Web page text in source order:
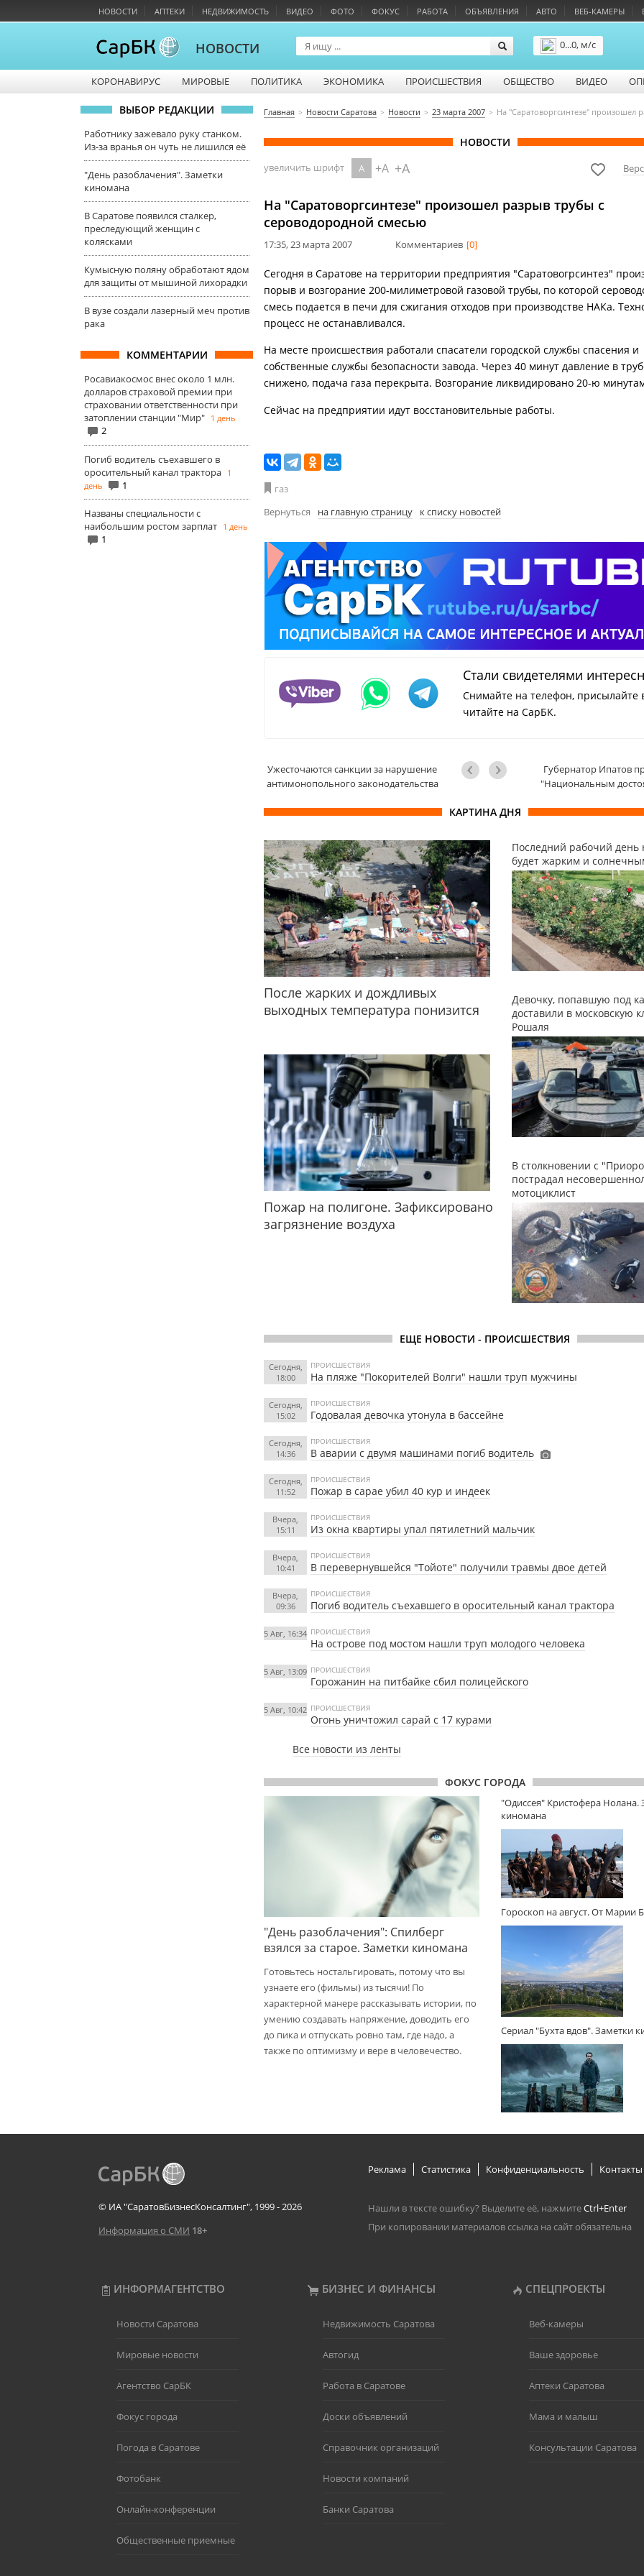
НОВОСТИ АПТЕКИ НЕДВИЖИМОСТЬ ВИДЕО ФОТО ФОКУС РАБОТА ОБЪЯВЛЕНИЯ АВТО ВЕБ-КАМЕРЫ
НОВОСТИ
0...0, м/с
КОРОНАВИРУС МИРОВЫЕ ПОЛИТИКА ЭКОНОМИКА ПРОИСШЕСТВИЯ ОБЩЕСТВО ВИДЕО
ВЫБОР РЕДАКЦИИ
Работнику зажевало руку станком.
Из-за вранья он чуть не лишился её
"День разоблачения". Заметки
киномана
В Саратове появился сталкер,
преследующий женщин с
колясками
Кумысную поляну обработают ядом
для защиты от мышиной лихорадки
В вузе создали лазерный меч против
рака
КОММЕНТАРИИ
Росавиакосмос внес около 1 млн.
долларов страховой премии при
страховании ответственности при
затоплении станции "Мир" 1 день
2
Погиб водитель съехавшего в
оросительный канал трактора 1
день
1
Названы специальности с
наибольшим ростом зарплат 1 день
1
Главная Новости Саратова Новости 23 марта 2007 На "Саратоворгсинтезе" произошел
НОВОСТИ
увеличить шрифт A +A +A
На "Саратоворгсинтезе" произошел разрыв трубы с
сероводородной смесью
17:35, 23 марта 2007 Комментариев [0]
Сегодня в Саратове на территории предприятия "Саратовогрсинтез"
порыв и возгорание 200-милиметровой газовой трубы, по которой
смесь подается в печи для сжигания отходов при производстве НАКа.
процесс не останавливался.
На месте происшествия работали спасатели городской службы спасения и
собственные службы безопасности завода. Через 40 минут давление в
снижено, подача газа перекрыта. Возгорание ликвидировано 20-ю
Сейчас на предприятии идут восстановительные работы.
газ
Вернуться
на главную страницу к списку новостей
Стали свидетелями
Снимайте на телефон, присылайте
читайте на СарБК.
Ужесточаются санкции за нарушение
антимонопольного законодательства
Губернатор Ипатов
"Национальным
КАРТИНА ДНЯ
После жарких и дождливых
выходных температура понизится
Пожар на полигоне. Зафиксировано
загрязнение воздуха
Последний рабочий день
будет жарким и
Девочку, попавшую под
доставили в московскую
Рошаля
В столкновении с
пострадал
мотоциклист
ЕЩЕ НОВОСТИ - ПРОИСШЕСТВИЯ
Сегодня,
18:00
ПРОИСШЕСТВИЯ
На пляже "Покорителей Волги" нашли труп мужчины
Сегодня,
15:02
ПРОИСШЕСТВИЯ
Годовалая девочка утонула в бассейне
Сегодня,
14:36
ПРОИСШЕСТВИЯ
В аварии с двумя машинами погиб водитель
Сегодня,
11:52
ПРОИСШЕСТВИЯ
Пожар в сарае убил 40 кур и индеек
Вчера,
15:11
ПРОИСШЕСТВИЯ
Из окна квартиры упал пятилетний мальчик
Вчера,
10:41
ПРОИСШЕСТВИЯ
В перевернувшейся "Тойоте" получили травмы двое детей
Вчера,
09:36
ПРОИСШЕСТВИЯ
Погиб водитель съехавшего в оросительный канал трактора
5 Авг, 16:34 ПРОИСШЕСТВИЯ
На острове под мостом нашли труп молодого человека
5 Авг, 13:09 ПРОИСШЕСТВИЯ
Горожанин на питбайке сбил полицейского
5 Авг, 10:42 ПРОИСШЕСТВИЯ
Огонь уничтожил сарай с 17 курами
Все новости из ленты
ФОКУС ГОРОДА
"День разоблачения": Спилберг
взялся за старое. Заметки киномана
Готовьтесь ностальгировать, потому что вы
узнаете его (фильмы) из тысячи! По
характерной манере рассказывать истории, по
умению создавать напряжение, доводить его
до пика и отпускать ровно там, где надо, а
также по оптимизму и вере в человечество.
"Одиссея" Кристофера Нолана.
киномана
Гороскоп на август. От Марии
Сериал "Бухта вдов". Заметки
© ИА "СаратовБизнесКонсалтинг", 1999 - 2026
Информация о СМИ 18+
Реклама Статистика Конфиденциальность Контакты
Нашли в тексте ошибку? Выделите её, нажмитеCtrl+Enter
При копировании материалов ссылка на сайт обязательна
ИНФОРМАГЕНТСТВО БИЗНЕС И ФИНАНСЫ СПЕЦПРОЕКТЫ
Новости Саратова
Мировые новости
Агентство СарБК
Фокус города
Погода в Саратове
Фотобанк
Онлайн-конференции
Общественные приемные
Недвижимость Саратова
Автогид
Работа в Саратове
Доски объявлений
Справочник организаций
Новости компаний
Банки Саратова
Веб-камеры
Ваше здоровье
Аптеки Саратова
Мама и малыш
Консультации Саратова